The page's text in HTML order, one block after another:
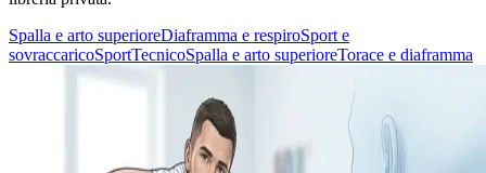
Spalla e arto superioreDiaframma e respiroSport e
sovraccaricoSportTecnicoSpalla e arto superioreTorace e diaframma